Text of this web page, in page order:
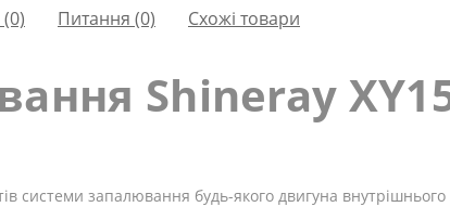
(0) Питання (0) Схожі товари
Shineray
системи запалювання будь-якого двигуна внутрішнього